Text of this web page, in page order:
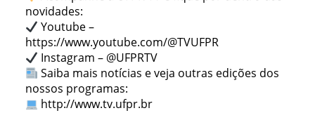
novidades:
Youtube –
https://www.youtube.com/@TVUFPR
Instagram – @UFPRTV
Saiba mais notícias e veja outras edições dos
nossos programas:
http://www.tv.ufpr.br